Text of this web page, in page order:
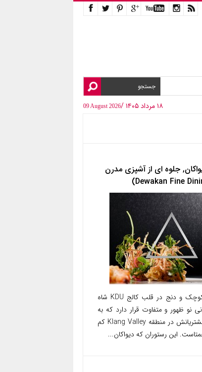
۱۸ مرداد ۱۴۰۵ /
09 August 2026
جلوه ای از آشپزی مدرن
در فضایی کوچک و دنج در قلب کالج KDU شاه
نو ظهور و متفاوت قرار دارد که به
گفته همه مشتریانش در منطقه Klang Valley کم
این رستوران که دیواکان...